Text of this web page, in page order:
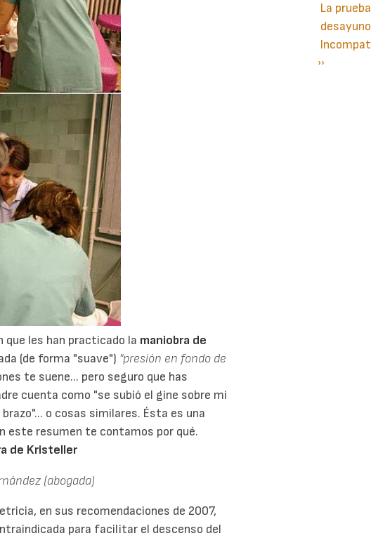
les han practicado la maniobra de
(de forma "suave") "presión en fondo de
te suene... pero seguro que has
cuenta como "se subió el gine sobre mi
o cosas similares. Ésta es una
este resumen te contamos por qué.
de Kristeller
(abogada)
en sus recomendaciones de 2007,
para facilitar el descenso del
La
Paginación
Siguiente
››